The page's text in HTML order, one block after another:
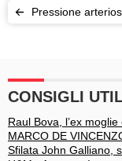
Pressione
CONSIGLI
Raul Bova, l’ex
MARCO DE
Sfilata John Galliano,